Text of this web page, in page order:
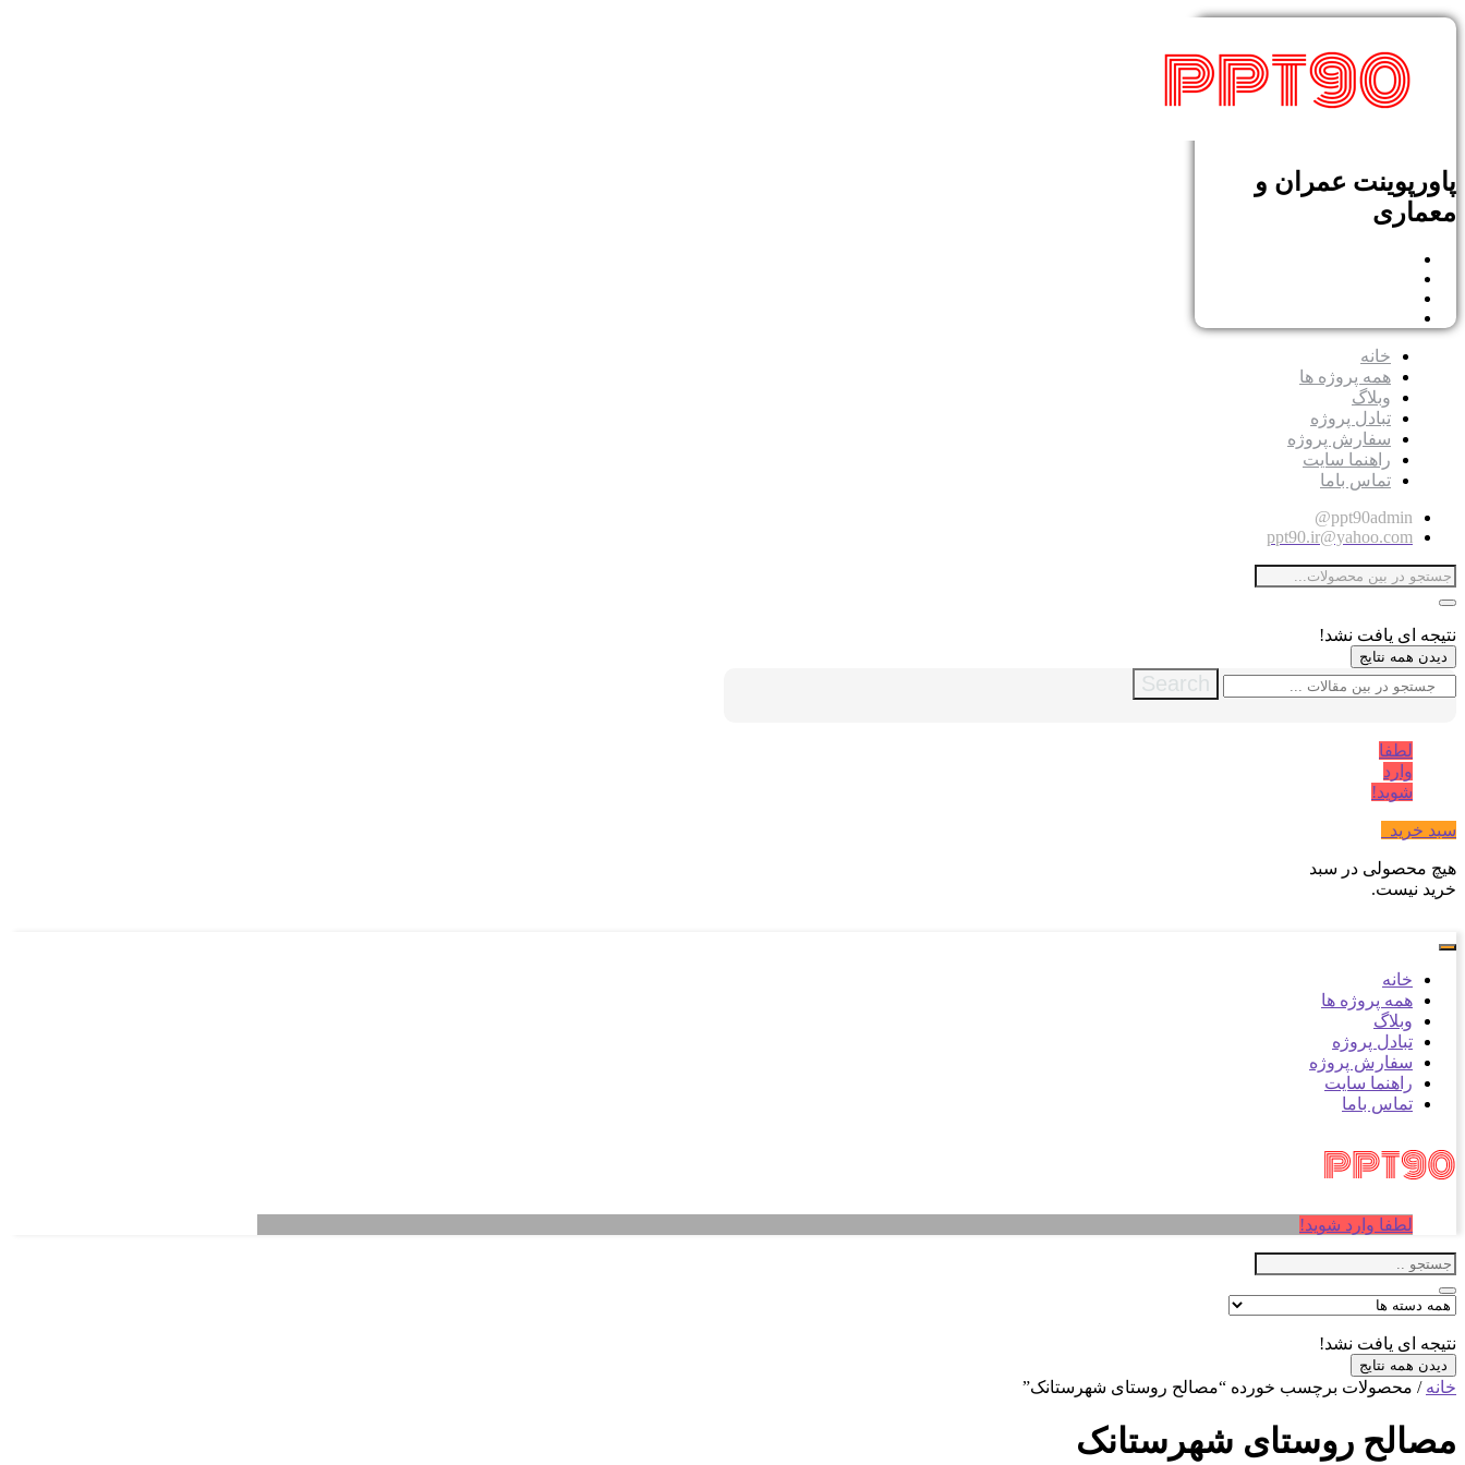
پاورپوینت عمران و
معماری
خانه
همه پروژه ها
وبلاگ
تبادل پروژه
سفارش پروژه
راهنما سایت
تماس باما
ppt90admin@
ppt90.ir@yahoo.com
نتیجه ای یافت نشد!
دیدن همه نتایج
Search
لطفا
وارد
شوید!
سبد خرید
هیچ محصولی در سبد
خرید نیست.
خانه
همه پروژه ها
وبلاگ
تبادل پروژه
سفارش پروژه
راهنما سایت
تماس باما
لطفا وارد شوید!
نتیجه ای یافت نشد!
دیدن همه نتایج
خانه / محصولات برچسب خورده “مصالح روستای شهرستانک”
مصالح روستای شهرستانک